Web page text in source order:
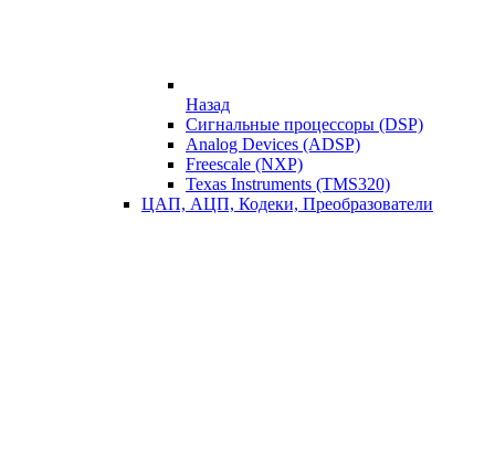
Назад
Сигнальные процессоры (DSP)
Analog Devices (ADSP)
Freescale (NXP)
Texas Instruments (TMS320)
ЦАП, АЦП, Кодеки, Преобразователи